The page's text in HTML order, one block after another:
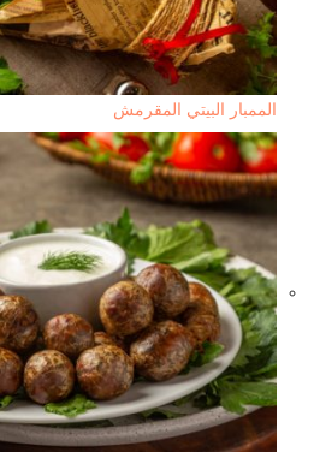
الممبار البيتي المقرمش